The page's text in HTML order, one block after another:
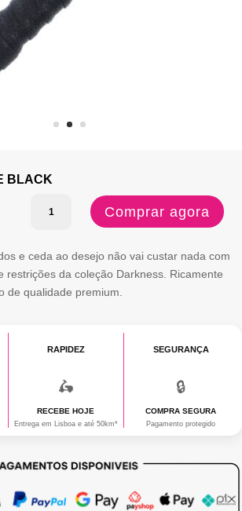
BLACK
Quantidade
WHIP
BONDAGE
Comprar agora
e ceda ao desejo não vai custar nada com
restrições da coleção Darkness. Ricamente
de qualidade premium.
RAPIDEZ
🛵
RECEBE HOJE
Entrega em Lisboa e até 50km*
SEGURANÇA
🔒
COMPRA SEGURA
Pagamento protegido